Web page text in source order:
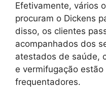
Efetivamente, vários
procuram o Dickens
disso, os clientes
acompanhados dos
atestados de saúde,
e vermifugação
frequentadores.